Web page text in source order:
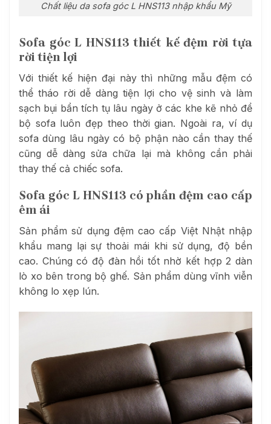
Chất liệu da sofa góc L HNS113 nhập khẩu Mỹ
Sofa góc L HNS113 thiết kế đệm rời tựa
rời tiện lợi
Với thiết kế hiện đại này thì những mẫu đệm có
thể tháo rời dễ dàng tiện lợi cho vệ sinh và làm
sạch bụi bẩn tích tụ lâu ngày ở các khe kẽ nhỏ để
bộ sofa luôn đẹp theo thời gian. Ngoài ra, ví dụ
sofa dùng lâu ngày có bộ phận nào cần thay thế
cũng dễ dàng sửa chữa lại mà không cần phải
thay thế cả chiếc sofa.
Sofa góc L HNS113 có phần đệm cao cấp
êm ái
Sản phẩm sử dụng đệm cao cấp Việt Nhật nhập
khẩu mang lại sự thoải mái khi sử dụng, độ bền
cao. Chúng có độ đàn hồi tốt nhờ kết hợp 2 dàn
lò xo bên trong bộ ghế. Sản phẩm dùng vĩnh viễn
không lo xẹp lún.